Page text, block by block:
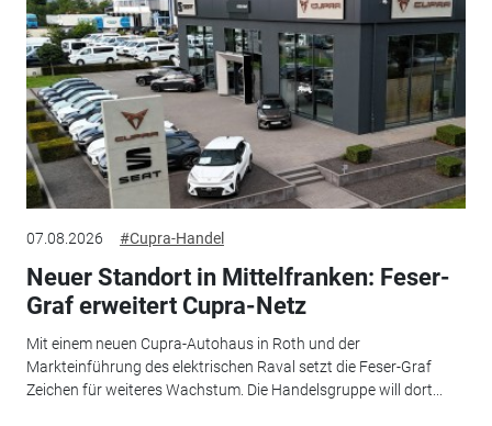
07.08.2026 #Cupra-Handel
Neuer Standort in Mittelfranken: Feser-
Graf erweitert Cupra-Netz
Mit einem neuen Cupra-Autohaus in Roth und der
Markteinführung des elektrischen Raval setzt die Feser-Graf
Zeichen für weiteres Wachstum. Die Handelsgruppe will dort...